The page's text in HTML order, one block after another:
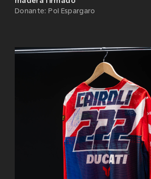
Donante:Pol Espargaro